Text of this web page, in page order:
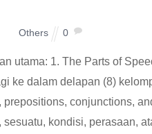
Others 0
utama: 1. The Parts of
ke dalam delapan (8)
conjunctions,
kondisi, perasaan,